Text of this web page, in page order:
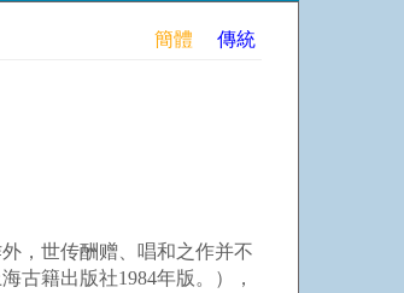
簡體 傳統
，世传酬赠、唱和之作并不
古籍出版社1984年版。），